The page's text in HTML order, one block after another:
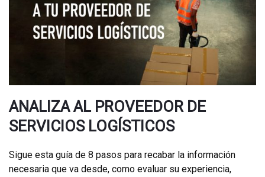
ANALIZA AL PROVEEDOR DE
SERVICIOS LOGÍSTICOS
Sigue esta guía de 8 pasos para recabar la información
necesaria que va desde, como evaluar su experiencia,